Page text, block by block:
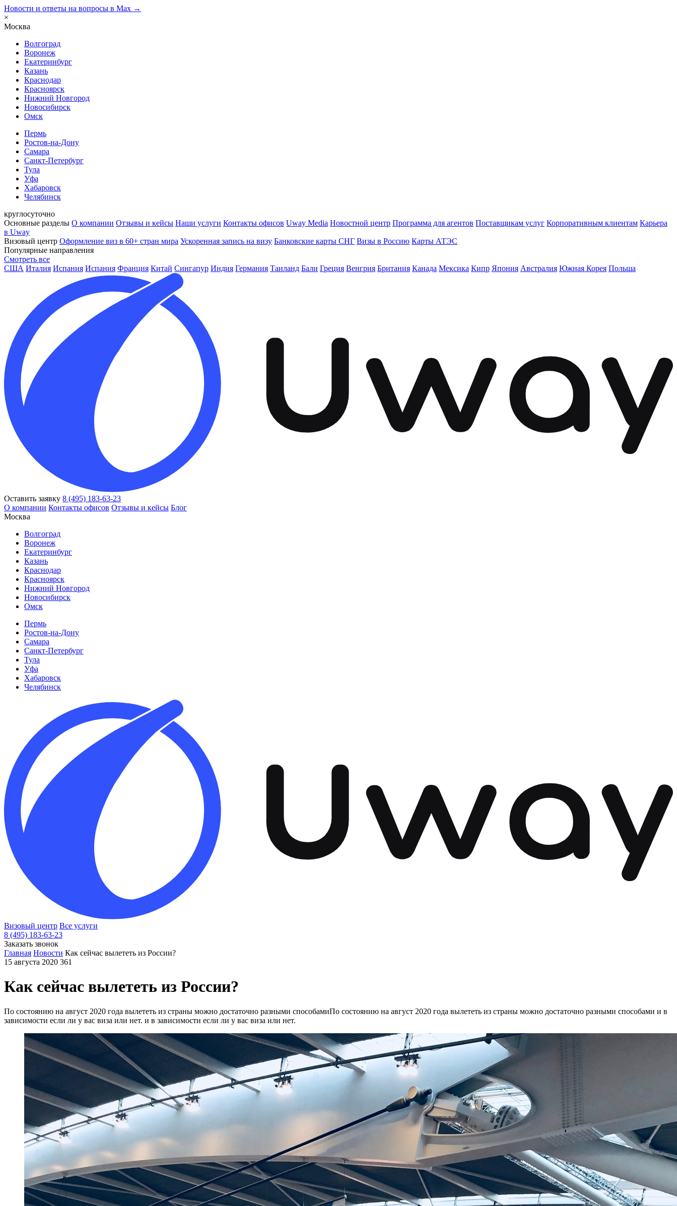
Новости и ответы на вопросы в Max →
×
Москва
Волгоград
Воронеж
Екатеринбург
Казань
Краснодар
Красноярск
Нижний Новгород
Новосибирск
Омск
Пермь
Ростов-на-Дону
Самара
Санкт-Петербург
Тула
Уфа
Хабаровск
Челябинск
круглосуточно
Основные разделы О компании Отзывы и кейсы Наши услуги Контакты офисов Uway Media Новостной центр Программа для агентов Поставщикам услуг Корпоративным клиентам Карьера
в Uway
Визовый центр Оформление виз в 60+ стран мира Ускоренная запись на визу Банковские карты СНГ Визы в Россию Карты АТЭС
Популярные направления
Смотреть все
США Италия Испания Испания Франция Китай Сингапур Индия Германия Таиланд Бали Греция Венгрия Британия Канада Мексика Кипр Япония Австралия Южная Корея Польша
Оставить заявку 8 (495) 183-63-23
О компании Контакты офисов Отзывы и кейсы Блог
Москва
Волгоград
Воронеж
Екатеринбург
Казань
Краснодар
Красноярск
Нижний Новгород
Новосибирск
Омск
Пермь
Ростов-на-Дону
Самара
Санкт-Петербург
Тула
Уфа
Хабаровск
Челябинск
Визовый центр Все услуги
8 (495) 183-63-23
Заказать звонок
Главная Новости Как сейчас вылететь из России?
15 августа 2020 361
Как сейчас вылететь из России?
По состоянию на август 2020 года вылететь из страны можно достаточно разными способамиПо состоянию на август 2020 года вылететь из страны можно достаточно разными способами и в
зависимости если ли у вас виза или нет. и в зависимости если ли у вас виза или нет.